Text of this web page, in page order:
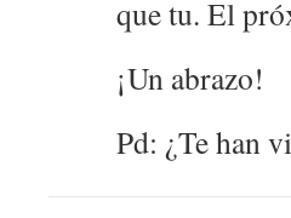
que tu. El
¡Un abrazo!
Pd: ¿Te han